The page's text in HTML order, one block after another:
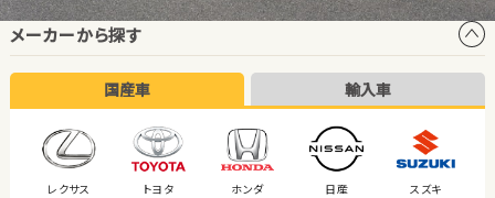
メーカーから探す
国産車 輸入車
レクサス トヨタ ホンダ 日産 スズキ